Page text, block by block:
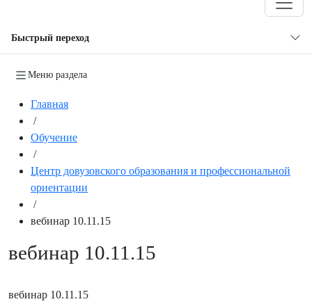
Быстрый переход
Меню раздела
Главная
/
Обучение
/
Центр довузовского образования и профессиональной
ориентации
/
вебинар 10.11.15
вебинар 10.11.15
вебинар 10.11.15